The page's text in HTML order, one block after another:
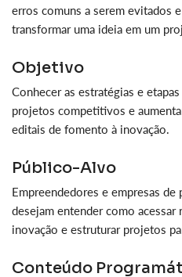
erros comuns a serem evitados
transformar uma ideia em um
Objetivo
Conhecer as estratégias e
projetos competitivos e
editais de fomento à inovação.
Público-Alvo
Empreendedores e empresas
desejam entender como
inovação e estruturar projetos
Conteúdo